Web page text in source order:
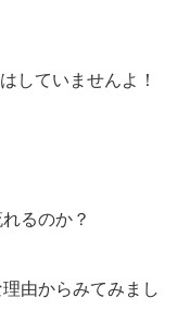
していませんよ！
るのか？
由からみてみまし